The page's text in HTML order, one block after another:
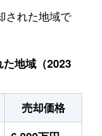
された地域で
地域（2023
売却価格